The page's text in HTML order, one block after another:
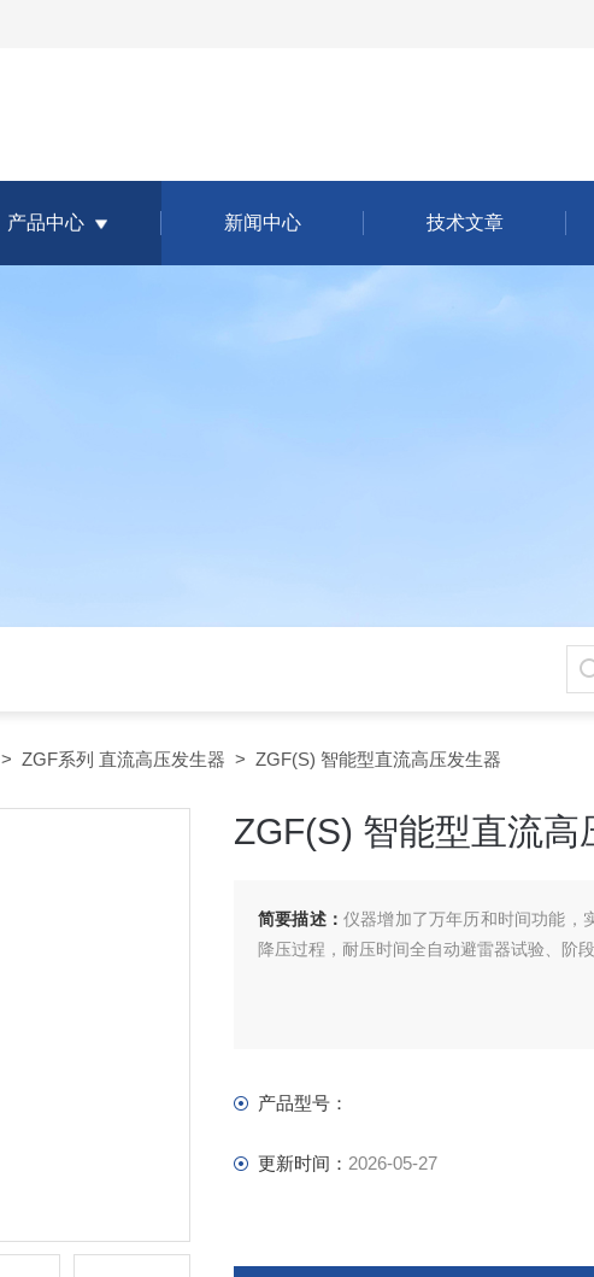
产品中心 新闻中心 技术文章
> ZGF系列 直流高压发生器 > ZGF(S) 智能型直流高压发生器
ZGF(S) 智能型直流高
简要描述： 仪器增加了万年历和时间功能，
降压过程，耐压时间全自动避雷器试验、阶
产品型号：
更新时间： 2026-05-27